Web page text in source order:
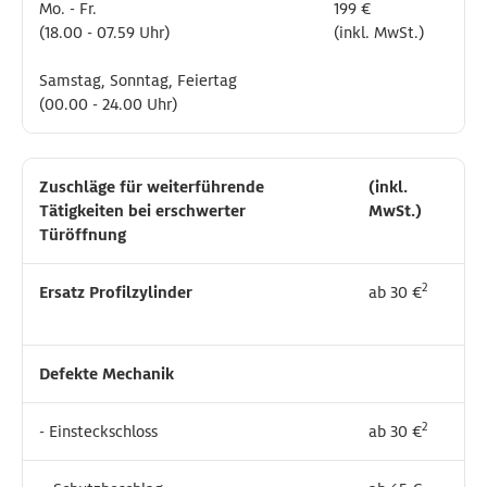
Mo. - Fr.
(18.00 - 07.59 Uhr)
Samstag, Sonntag, Feiertag
(00.00 - 24.00 Uhr)
199 €
(inkl. MwSt.)
Mo. - Fr.
(18.00 - 07.59 Uhr)
Samstag, Sonntag, Feiertag
(00.00 - 24.00 Uhr)
199 €
(inkl. MwSt.)
Zuschläge für weiterführende
Tätigkeiten bei erschwerter
Türöffnung
(inkl.
MwSt.)
Ersatz Profilzylinder ab 30 €2
Defekte Mechanik
- Einsteckschloss ab 30 €2
Zuschläge für weiterführende
Tätigkeiten bei erschwerter
Türöffnung
(inkl.
MwSt.)
Ersatz Profilzylinder ab 30 €2
Defekte Mechanik
- Einsteckschloss ab 30 €2